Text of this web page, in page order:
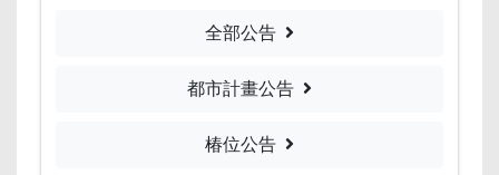
全部公告
都市計畫公告
椿位公告